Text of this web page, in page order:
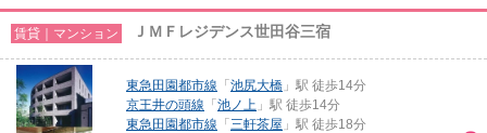
賃貸｜マンション ＪＭＦレジデンス世田谷三宿
東急田園都市線 「 池尻大橋 」駅 徒歩14分
京王井の頭線 「 池ノ上 」駅 徒歩14分
東急田園都市線 「 三軒茶屋 」駅 徒歩18分